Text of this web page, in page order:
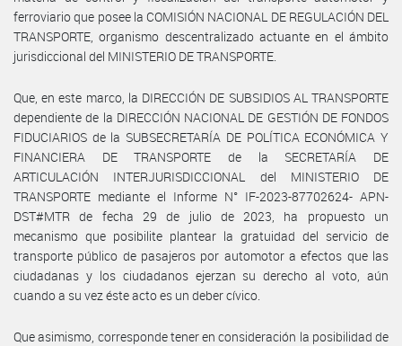
ferroviario que posee la COMISIÓN NACIONAL DE REGULACIÓN DEL
TRANSPORTE, organismo descentralizado actuante en el ámbito
jurisdiccional del MINISTERIO DE TRANSPORTE.
Que, en este marco, la DIRECCIÓN DE SUBSIDIOS AL TRANSPORTE
dependiente de la DIRECCIÓN NACIONAL DE GESTIÓN DE FONDOS
FIDUCIARIOS de la SUBSECRETARÍA DE POLÍTICA ECONÓMICA Y
FINANCIERA DE TRANSPORTE de la SECRETARÍA DE
ARTICULACIÓN INTERJURISDICCIONAL del MINISTERIO DE
TRANSPORTE mediante el Informe N° IF-2023-87702624- APN-
DST#MTR de fecha 29 de julio de 2023, ha propuesto un
mecanismo que posibilite plantear la gratuidad del servicio de
transporte público de pasajeros por automotor a efectos que las
ciudadanas y los ciudadanos ejerzan su derecho al voto, aún
cuando a su vez éste acto es un deber cívico.
Que asimismo, corresponde tener en consideración la posibilidad de